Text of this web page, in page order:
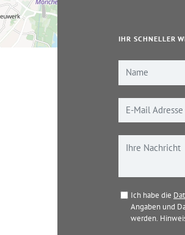
IHR SCHNELLER
Ich habe die
Angaben und
werden.